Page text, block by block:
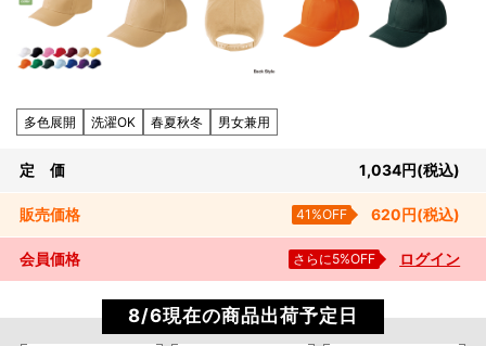
多色展開 洗濯OK 春夏秋冬 男女兼用
定 価 1,034円(税込)
販売価格 41%OFF 620 円(税込)
会員価格 さらに5%OFF ログイン
8/6現在の商品出荷予定日